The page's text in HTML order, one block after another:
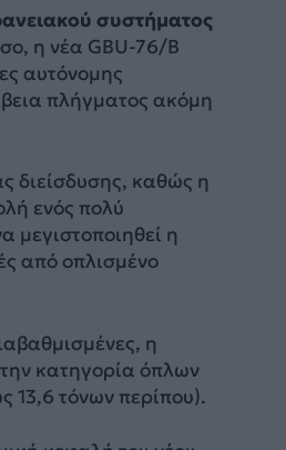
συστήματος
η νέα GBU-76/B
αυτόνομης
πλήγματος ακόμη
διείσδυσης, καθώς η
ενός πολύ
μεγιστοποιηθεί η
από οπλισμένο
η
κατηγορία όπλων
13,6 τόνων περίπου).